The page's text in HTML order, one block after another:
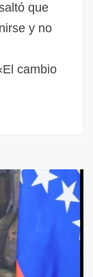
que
y no
cambio